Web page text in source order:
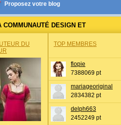
Proposez votre blog
COMMUNAUTÉ DESIGN ET
DU
TOP MEMBRES
flopie
7388069 pt
mariageoriginal
2834382 pt
delph663
2452249 pt